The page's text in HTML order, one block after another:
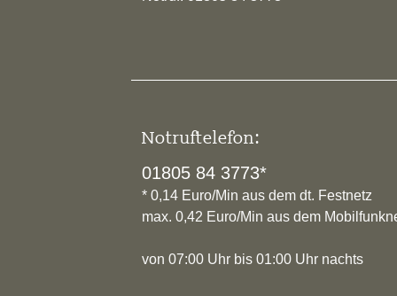
Notruftelefon:
01805 84 3773*
* 0,14 Euro/Min aus dem dt. Festnetz
max. 0,42 Euro/Min aus dem
von 07:00 Uhr bis 01:00 Uhr nachts